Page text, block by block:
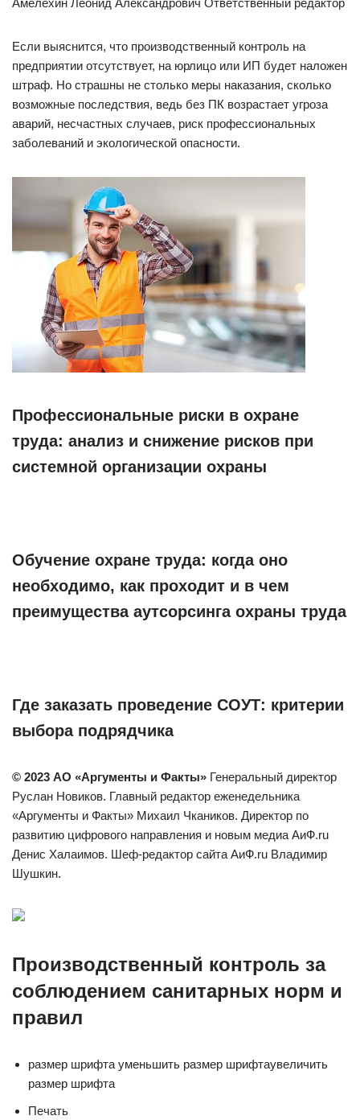
Амелёхин Леонид Александрович Ответственный редактор
Если выяснится, что производственный контроль на
предприятии отсутствует, на юрлицо или ИП будет наложен
штраф. Но страшны не столько меры наказания, сколько
возможные последствия, ведь без ПК возрастает угроза
аварий, несчастных случаев, риск профессиональных
заболеваний и экологической опасности.
Профессиональные риски в охране
труда: анализ и снижение рисков при
системной организации охраны
Обучение охране труда: когда оно
необходимо, как проходит и в чем
преимущества аутсорсинга охраны труда
Где заказать проведение СОУТ: критерии
выбора подрядчика
© 2023 АО «Аргументы и Факты» Генеральный директор
Руслан Новиков. Главный редактор еженедельника
«Аргументы и Факты» Михаил Чкаников. Директор по
развитию цифрового направления и новым медиа АиФ.ru
Денис Халаимов. Шеф-редактор сайта АиФ.ru Владимир
Шушкин.
Производственный контроль за
соблюдением санитарных норм и
правил
размер шрифта уменьшить размер шрифтаувеличить
размер шрифта
Печать